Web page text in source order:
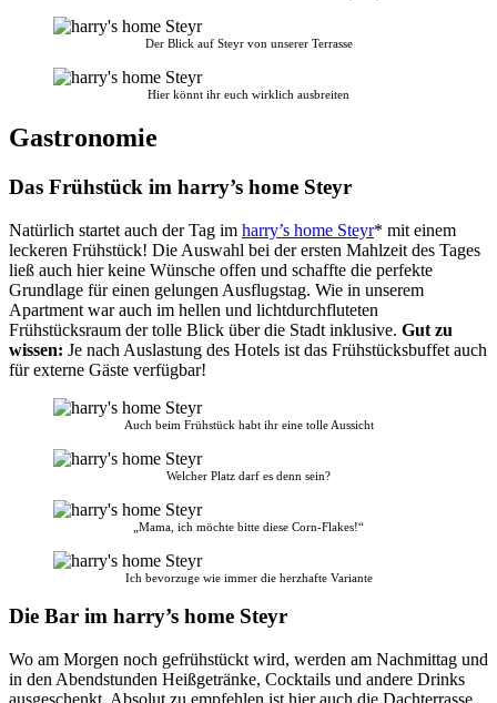
Der Blick auf Steyr von unserer Terrasse
Hier könnt ihr euch wirklich ausbreiten
Gastronomie
Das Frühstück im harry’s home Steyr
Natürlich startet auch der Tag im harry’s home Steyr* mit einem
leckeren Frühstück! Die Auswahl bei der ersten Mahlzeit des Tages
ließ auch hier keine Wünsche offen und schaffte die perfekte
Grundlage für einen gelungen Ausflugstag. Wie in unserem
Apartment war auch im hellen und lichtdurchfluteten
Frühstücksraum der tolle Blick über die Stadt inklusive. Gut zu
wissen: Je nach Auslastung des Hotels ist das Frühstücksbuffet auch
für externe Gäste verfügbar!
Auch beim Frühstück habt ihr eine tolle Aussicht
Welcher Platz darf es denn sein?
„Mama, ich möchte bitte diese Corn-Flakes!“
Ich bevorzuge wie immer die herzhafte Variante
Die Bar im harry’s home Steyr
Wo am Morgen noch gefrühstückt wird, werden am Nachmittag und
in den Abendstunden Heißgetränke, Cocktails und andere Drinks